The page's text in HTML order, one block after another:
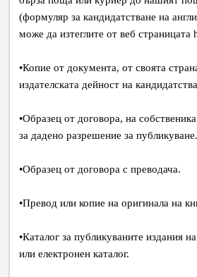
(формуляр за кандидатстване на
може да изтеглите от веб
•Копие от документа, от своята
издателската дейност на
•Образец от договора, на
за дадено разрешение за публикуване.
•Образец от договора с преводача.
•Превод или копие на оригинала на
•Каталог за публикуваните издания
или електронен каталог.